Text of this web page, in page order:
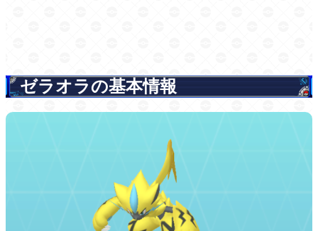
ゼラオラの基本情報